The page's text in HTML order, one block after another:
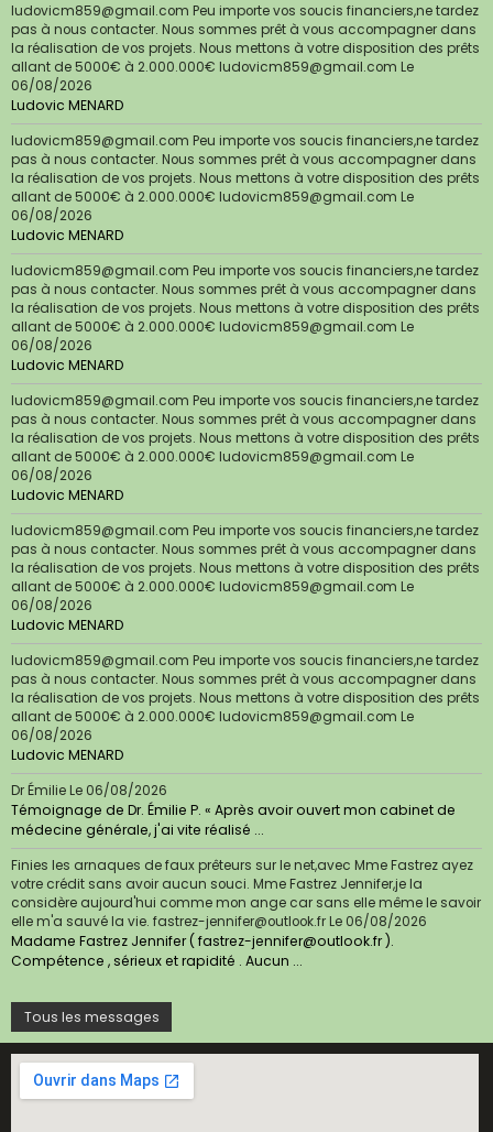
ludovicm859@gmail.com Peu importe vos soucis financiers,ne tardez
pas à nous contacter. Nous sommes prêt à vous accompagner dans
la réalisation de vos projets. Nous mettons à votre disposition des prêts
allant de 5000€ à 2.000.000€ ludovicm859@gmail.com Le
06/08/2026
Ludovic MENARD
ludovicm859@gmail.com Peu importe vos soucis financiers,ne tardez
pas à nous contacter. Nous sommes prêt à vous accompagner dans
la réalisation de vos projets. Nous mettons à votre disposition des prêts
allant de 5000€ à 2.000.000€ ludovicm859@gmail.com Le
06/08/2026
Ludovic MENARD
ludovicm859@gmail.com Peu importe vos soucis financiers,ne tardez
pas à nous contacter. Nous sommes prêt à vous accompagner dans
la réalisation de vos projets. Nous mettons à votre disposition des prêts
allant de 5000€ à 2.000.000€ ludovicm859@gmail.com Le
06/08/2026
Ludovic MENARD
ludovicm859@gmail.com Peu importe vos soucis financiers,ne tardez
pas à nous contacter. Nous sommes prêt à vous accompagner dans
la réalisation de vos projets. Nous mettons à votre disposition des prêts
allant de 5000€ à 2.000.000€ ludovicm859@gmail.com Le
06/08/2026
Ludovic MENARD
ludovicm859@gmail.com Peu importe vos soucis financiers,ne tardez
pas à nous contacter. Nous sommes prêt à vous accompagner dans
la réalisation de vos projets. Nous mettons à votre disposition des prêts
allant de 5000€ à 2.000.000€ ludovicm859@gmail.com Le
06/08/2026
Ludovic MENARD
ludovicm859@gmail.com Peu importe vos soucis financiers,ne tardez
pas à nous contacter. Nous sommes prêt à vous accompagner dans
la réalisation de vos projets. Nous mettons à votre disposition des prêts
allant de 5000€ à 2.000.000€ ludovicm859@gmail.com Le
06/08/2026
Ludovic MENARD
Dr ÉmilieLe 06/08/2026
Témoignage de Dr. Émilie P. « Après avoir ouvert mon cabinet de
médecine générale, j'ai vite réalisé ...
Finies les arnaques de faux prêteurs sur le net,avec Mme Fastrez ayez
votre crédit sans avoir aucun souci. Mme Fastrez Jennifer,je la
considère aujourd'hui comme mon ange car sans elle même le savoir
elle m'a sauvé la vie. fastrez-jennifer@outlook.frLe 06/08/2026
Madame Fastrez Jennifer ( fastrez-jennifer@outlook.fr ).
Compétence , sérieux et rapidité . Aucun ...
Tous les messages